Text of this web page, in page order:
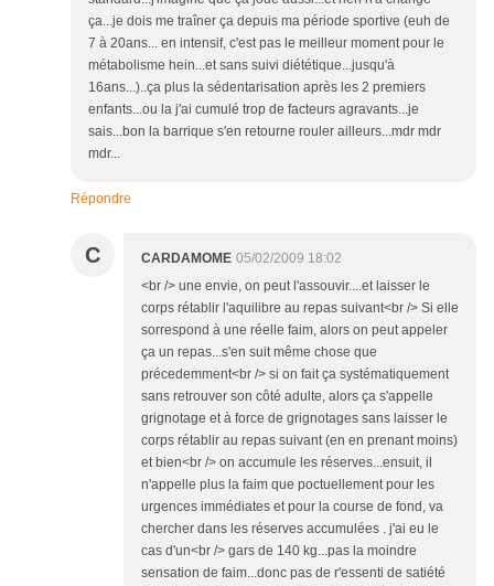
ça...je dois me traîner ça depuis ma période sportive (euh de
7 à 20ans... en intensif, c'est pas le meilleur moment pour le
métabolisme hein...et sans suivi diététique...jusqu'à
16ans...)..ça plus la sédentarisation après les 2 premiers
enfants...ou la j'ai cumulé trop de facteurs agravants...je
sais...bon la barrique s'en retourne rouler ailleurs...mdr mdr
mdr...
Répondre
C CARDAMOME 05/02/2009 18:02
<br /> une envie, on peut l'assouvir....et laisser le
corps rétablir l'aquilibre au repas suivant<br /> Si elle
sorrespond à une réelle faim, alors on peut appeler
ça un repas...s'en suit même chose que
précedemment<br /> si on fait ça systématiquement
sans retrouver son côté adulte, alors ça s'appelle
grignotage et à force de grignotages sans laisser le
corps rétablir au repas suivant (en en prenant moins)
et bien<br /> on accumule les réserves...ensuit, il
n'appelle plus la faim que poctuellement pour les
urgences immédiates et pour la course de fond, va
chercher dans les réserves accumulées . j'ai eu le
cas d'un<br /> gars de 140 kg...pas la moindre
sensation de faim...donc pas de r'essenti de satiété